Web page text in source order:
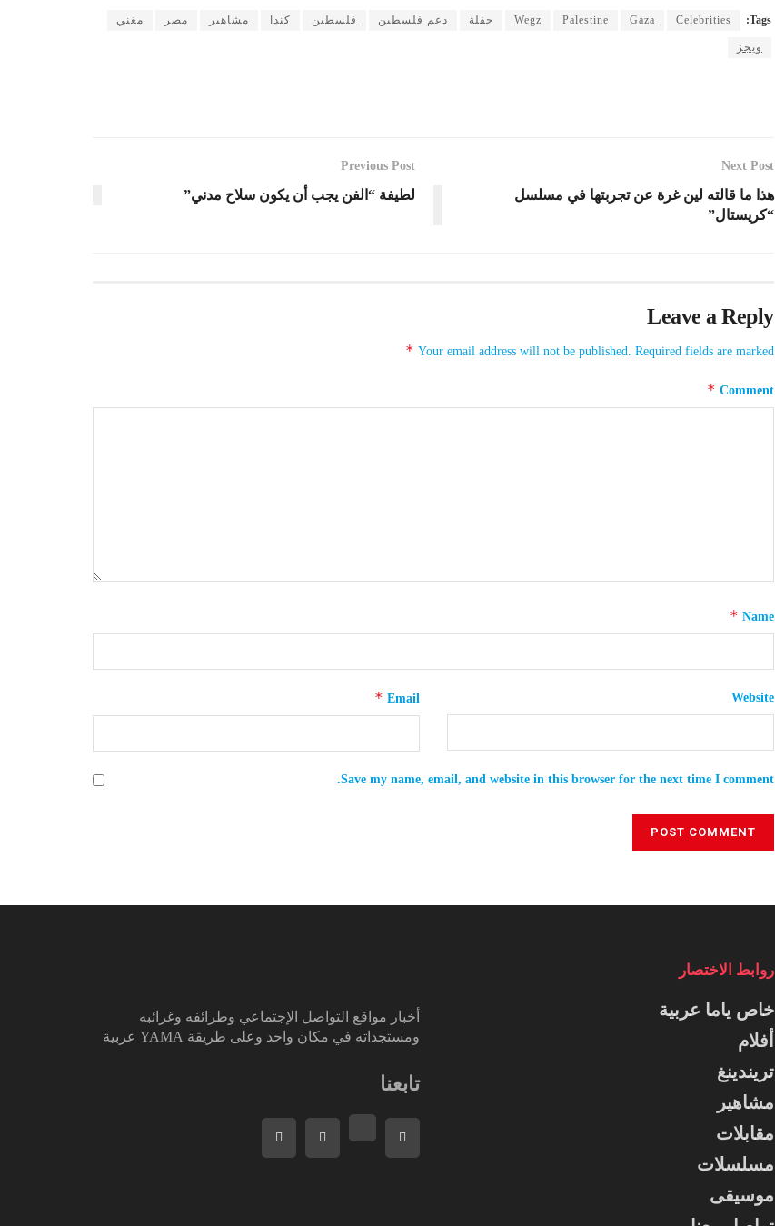
Tags:
Celebrities
Gaza
Palestine
Wegz حفلة دعم فلسطين فلسطين كندا مشاهير مصر مغني
ويجز
Previous Post
لطيفة “الفن يجب أن يكون سلاح مدني”
Next Post
هذا ما قالته لين غرة عن تجربتها في مسلسل
“كريستال”
Leave a Reply
Your email address will not be published. Required fields are marked
*
Comment
*
Name
*
Email
* Website
Save my name, email, and website in this browser for the next time I comment.
أخبار مواقع التواصل الإجتماعي وطرائفه وغرائبه
ومستجداته في مكان واحد وعلى طريقة YAMA عربية
تابعنا
روابط الاختصار
خاص ياما عربية
أفلام
تريندينغ
مشاهير
مقابلات
مسلسلات
موسيقى